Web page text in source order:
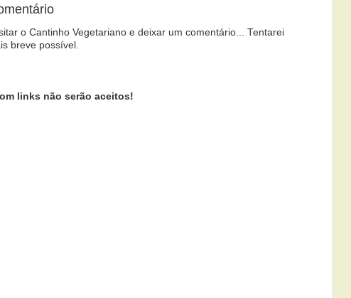
o Cantinho Vegetariano e deixar um comentário... Tentarei
breve possível.
links não serão aceitos!